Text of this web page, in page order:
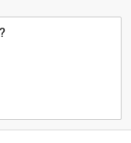
presentes
e lavagem a
grátis sem